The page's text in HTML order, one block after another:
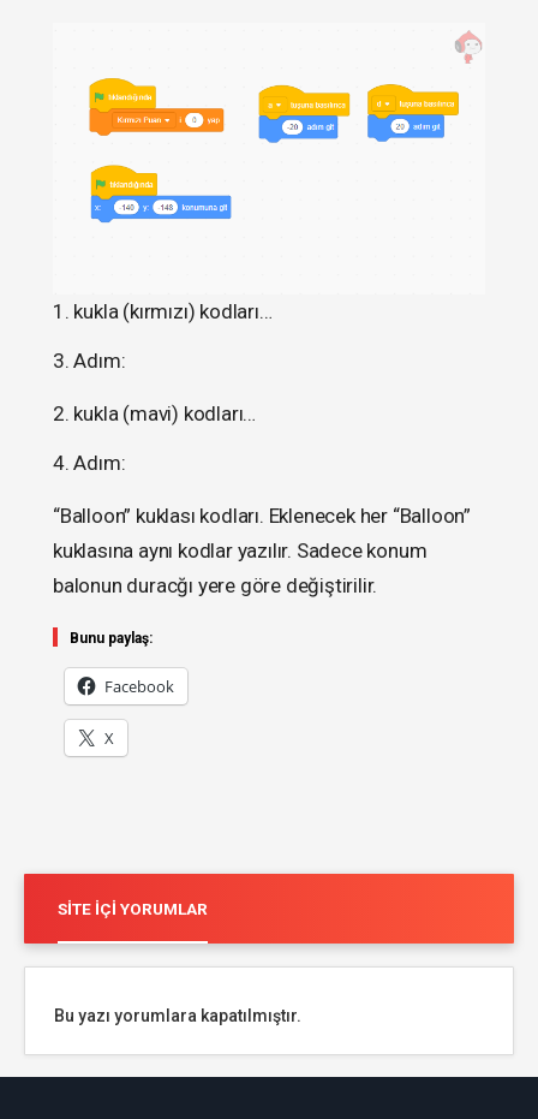
1. kukla (kırmızı) kodları…
3. Adım:
2. kukla (mavi) kodları…
4. Adım:
“Balloon” kuklası kodları. Eklenecek her “Balloon”
kuklasına aynı kodlar yazılır. Sadece konum
balonun duracğı yere göre değiştirilir.
Bunu paylaş:
Facebook
X
SITE İÇI YORUMLAR
Bu yazı yorumlara kapatılmıştır.